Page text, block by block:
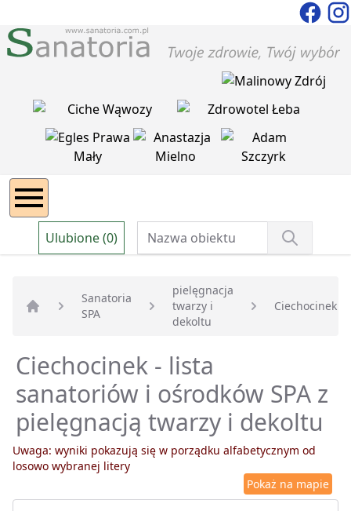
Ulubione (0)
Strona główna
Sanatoria
SPA
pielęgnacja
twarzy i
dekoltu
Ciechocinek
Ciechocinek - lista
sanatoriów i ośrodków SPA z
pielęgnacją twarzy i dekoltu
Uwaga: wyniki pokazują się w porządku alfabetycznym od
losowo wybranej litery
Pokaż na mapie